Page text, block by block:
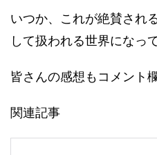
いつか、これが絶賛され
して扱われる世界になっ
皆さんの感想もコメント
関連記事